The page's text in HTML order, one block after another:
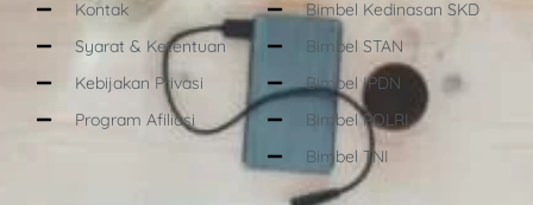
Kontak
Syarat & Ketentuan
Kebijakan Privasi
Program Afiliasi
Bimbel Kedinasan SKD
Bimbel STAN
Bimbel IPDN
Bimbel POLRI
Bimbel TNI